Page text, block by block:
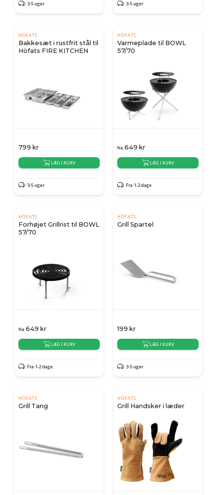
3-5 uger 3-5 uger
HÖFATS
Bakkesæt i rustfrit stål til
Höfats FIRE KITCHEN
799 kr
LÆG I KURV
3-5 uger
HÖFATS
Varmeplade til BOWL
57/70
fra 649 kr
LÆG I KURV
Fra 1-2 dage
HÖFATS
Forhøjet Grillrist til BOWL
57/70
fra 649 kr
LÆG I KURV
Fra 1-2 dage
HÖFATS
Grill Spartel
199 kr
LÆG I KURV
3-5 uger
HÖFATS
Grill Tang
HÖFATS
Grill Handsker i læder